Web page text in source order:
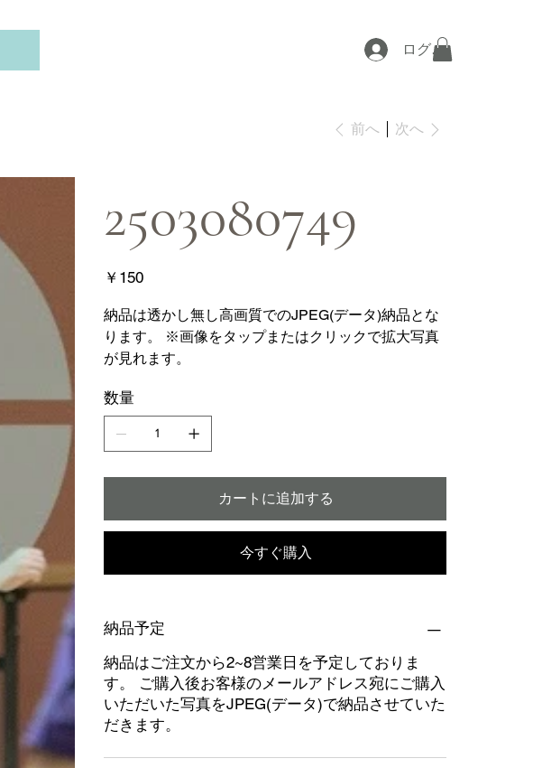
ログイン
前へ 次へ
2503080749
価
格
￥150
納品は透かし無し高画質でのJPEG(データ)納品とな
ります。 ※画像をタップまたはクリックで拡大写真
が見れます。
数量
カートに追加する
今すぐ購入
納品予定
納品はご注文から2~8営業日を予定しておりま
す。 ご購入後お客様のメールアドレス宛にご購入
いただいた写真をJPEG(データ)で納品させていた
だきます。